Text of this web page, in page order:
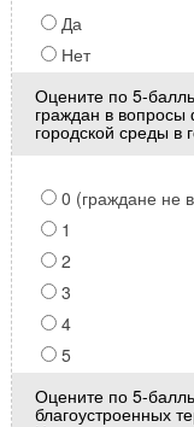
Да
Нет
Оцените по 5-
граждан в
городской среды в
0 (граждане не
1
2
3
4
5
Оцените по 5-
благоустроенных